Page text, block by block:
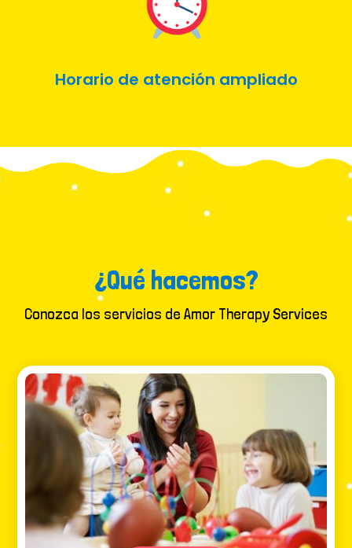
Horario de atención ampliado
¿Qué hacemos?
Conozca los servicios de Amor Therapy Services